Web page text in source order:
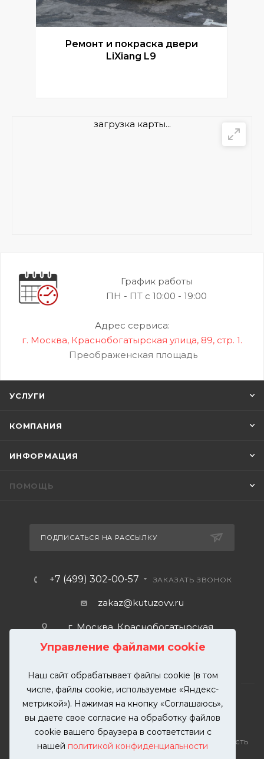
Управление файлами cookie
Наш сайт обрабатывает файлы cookie (в том
числе, файлы cookie, используемые «Яндекс-
метрикой»). Нажимая на кнопку «Соглашаюсь»,
вы даете свое согласие на обработку файлов
cookie вашего браузера в соответствии с
нашей политикой конфиденциальности
Ремонт и покраска двери
LiXiang L9
загрузка карты...
График работы
ПН - ПТ с 10:00 - 19:00
Адрес сервиса:
г. Москва, Краснобогатырская улица, 89, стр. 1.
Преображенская площадь
УСЛУГИ
КОМПАНИЯ
ИНФОРМАЦИЯ
ПОМОЩЬ
ПОДПИСАТЬСЯ НА РАССЫЛКУ
+7 (499) 302-00-57 ЗАКАЗАТЬ ЗВОНОК
zakaz@kutuzovv.ru
г. Москва, Краснобогатырская
2026 © KUTUZOVV | Кузовной ремонт и покраска
автомобилей. Вся информация на сайте – собственность